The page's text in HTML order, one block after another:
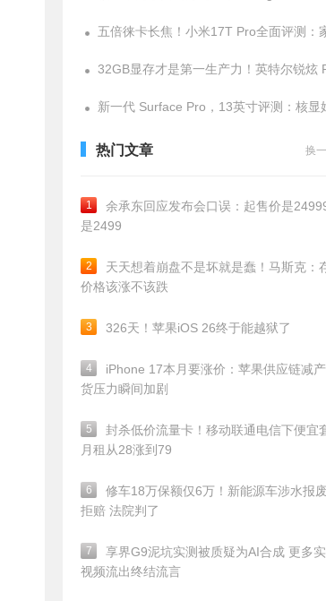
热门文章 换
1
余承东回应发布会口误：起售价是
是2499
2
天天想着崩盘不是坏就是蠢！马斯克：
价格该涨不该跌
3 326天！苹果iOS 26终于能越狱了
4
iPhone 17本月要涨价：苹果供应链减
货压力瞬间加剧
5
封杀低价流量卡！移动联通电信下便宜
月租从28涨到79
6
修车18万保额仅6万！新能源车涉水报
拒赔 法院判了
7
享界G9泥坑实测被质疑为AI合成 更多
视频流出终结流言